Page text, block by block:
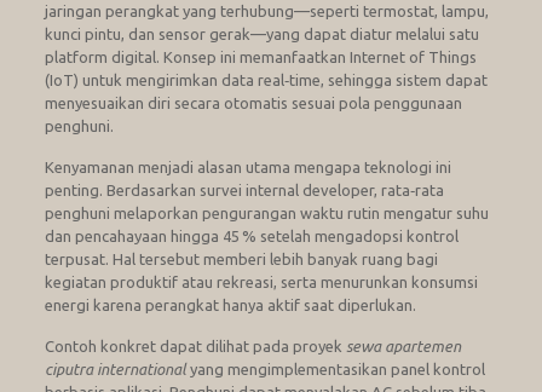
jaringan perangkat yang terhubung—seperti termostat, lampu,
kunci pintu, dan sensor gerak—yang dapat diatur melalui satu
platform digital. Konsep ini memanfaatkan Internet of Things
(IoT) untuk mengirimkan data real‑time, sehingga sistem dapat
menyesuaikan diri secara otomatis sesuai pola penggunaan
penghuni.
Kenyamanan menjadi alasan utama mengapa teknologi ini
penting. Berdasarkan survei internal developer, rata‑rata
penghuni melaporkan pengurangan waktu rutin mengatur suhu
dan pencahayaan hingga 45 % setelah mengadopsi kontrol
terpusat. Hal tersebut memberi lebih banyak ruang bagi
kegiatan produktif atau rekreasi, serta menurunkan konsumsi
energi karena perangkat hanya aktif saat diperlukan.
Contoh konkret dapat dilihat pada proyek sewa apartemen
ciputra internationalyang mengimplementasikan panel kontrol